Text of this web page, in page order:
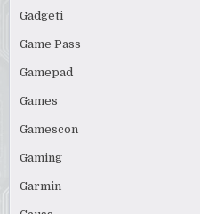
Gadgeti
Game Pass
Gamepad
Games
Gamescon
Gaming
Garmin